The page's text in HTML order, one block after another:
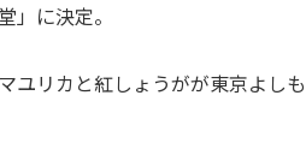
」に決定。
リカと紅しょうがが東京よし